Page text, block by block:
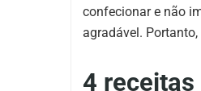
confecionar e não
agradável.
4